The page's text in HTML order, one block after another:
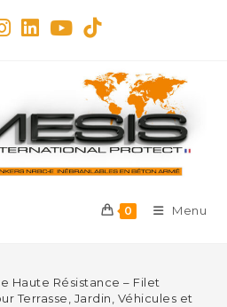
0 Menu
Haute Résistance – Filet
Terrasse, Jardin, Véhicules et